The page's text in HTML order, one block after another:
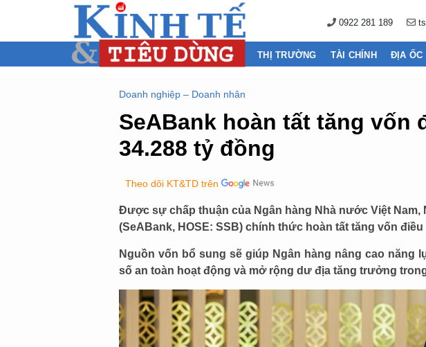
0922 281 189
THỊ TRƯỜNG TÀI CHÍNH ĐỊA ỐC
Doanh nghiệp – Doanh nhân
SeABank hoàn tất tăng vốn
34.288 tỷ đồng
Theo dõi KT&TD trên
Được sự chấp thuận của Ngân hàng Nhà nước Việt Nam,
(SeABank, HOSE: SSB) chính thức hoàn tất tăng vốn điều
Nguồn vốn bổ sung sẽ giúp Ngân hàng nâng cao năng
số an toàn hoạt động và mở rộng dư địa tăng trưởng